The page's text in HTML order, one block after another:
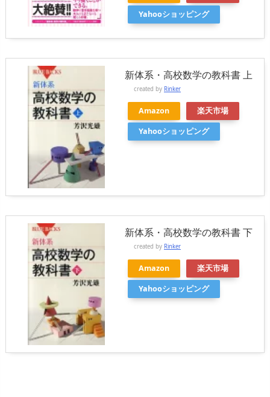
Yahooショッピング
新体系・高校数学の教科書 上
created by Rinker
Amazon
楽天市場
Yahooショッピング
新体系・高校数学の教科書 下
created by Rinker
Amazon
楽天市場
Yahooショッピング